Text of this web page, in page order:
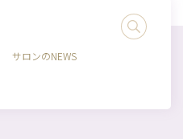
サロンのNEWS